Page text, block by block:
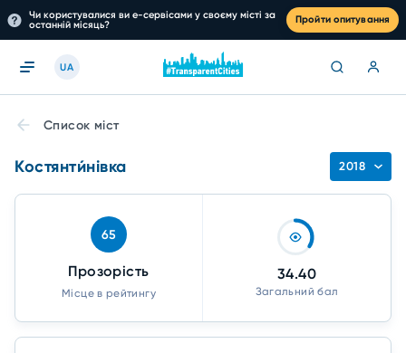
Чи користувалися ви е-сервісами у своєму місті за
останній місяць?
Пройти опитування
UA
Список міст
Костянти́нівка 2018
65
Прозорість
Місце в рейтингу
34.40
Загальний бал